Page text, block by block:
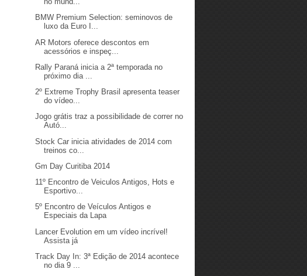
BMW Premium Selection: seminovos de
luxo da Euro I...
AR Motors oferece descontos em
acessórios e inspeç...
Rally Paraná inicia a 2ª temporada no
próximo dia ...
2º Extreme Trophy Brasil apresenta teaser
do vídeo...
Jogo grátis traz a possibilidade de correr no
Autó...
Stock Car inicia atividades de 2014 com
treinos co...
Gm Day Curitiba 2014
11º Encontro de Veiculos Antigos, Hots e
Esportivo...
5º Encontro de Veículos Antigos e
Especiais da Lapa
Lancer Evolution em um vídeo incrível!
Assista já
Track Day In: 3ª Edição de 2014 acontece
no dia 9 ...